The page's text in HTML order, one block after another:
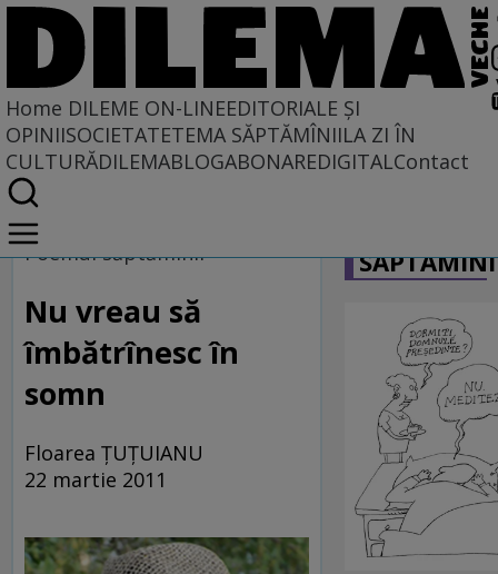
Home DILEME ON-LINEEDITORIALE ȘI
OPINIISOCIETATETEMA SĂPTĂMÎNIILA ZI ÎN
CULTURĂDILEMABLOGABONAREDIGITALContact
Home
Dileme on-line
Poemul săptămînii
Nu vreau să
îmbătrînesc în
somn
Floarea ŢUŢUIANU
22 martie 2011